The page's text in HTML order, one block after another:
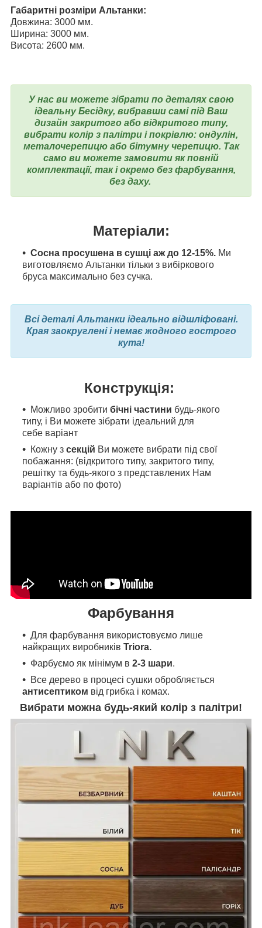
Габаритні розміри Альтанки:
Довжина: 3000 мм.
Ширина: 3000 мм.
Висота: 2600 мм.
У нас ви можете зібрати по деталях свою
ідеальну Бесідку, вибравши самі під Ваш
дизайн закритого або відкритого типу,
вибрати колір з палітри і покрівлю: ондулін,
металочерепицю або бітумну черепицю. Так
само ви можете замовити як повній
комплектації, так і окремо без фарбування,
без даху.
Матеріали:
Сосна просушена в сушці аж до 12-15%. Ми
виготовляємо Альтанки тільки з вибіркового
бруса максимально без сучка.
Всі деталі Альтанки ідеально відшліфовані.
Края заокруглені і немає жодного гострого
кута!
Конструкція:
Можливо зробити бічні частини будь-якого
типу, і Ви можете зібрати ідеальний для
себе варіант
Кожну з секцій Ви можете вибрати під свої
побажання: (відкритого типу, закритого типу,
решітку та будь-якого з представлених Нам
варіантів або по фото)
Фарбування
Для фарбування використовуємо лише
найкращих виробників Triora.
Фарбуємо як мінімум в 2-3 шари.
Все дерево в процесі сушки обробляється
антисептиком від грибка і комах.
Вибрати можна будь-який колір з палітри!